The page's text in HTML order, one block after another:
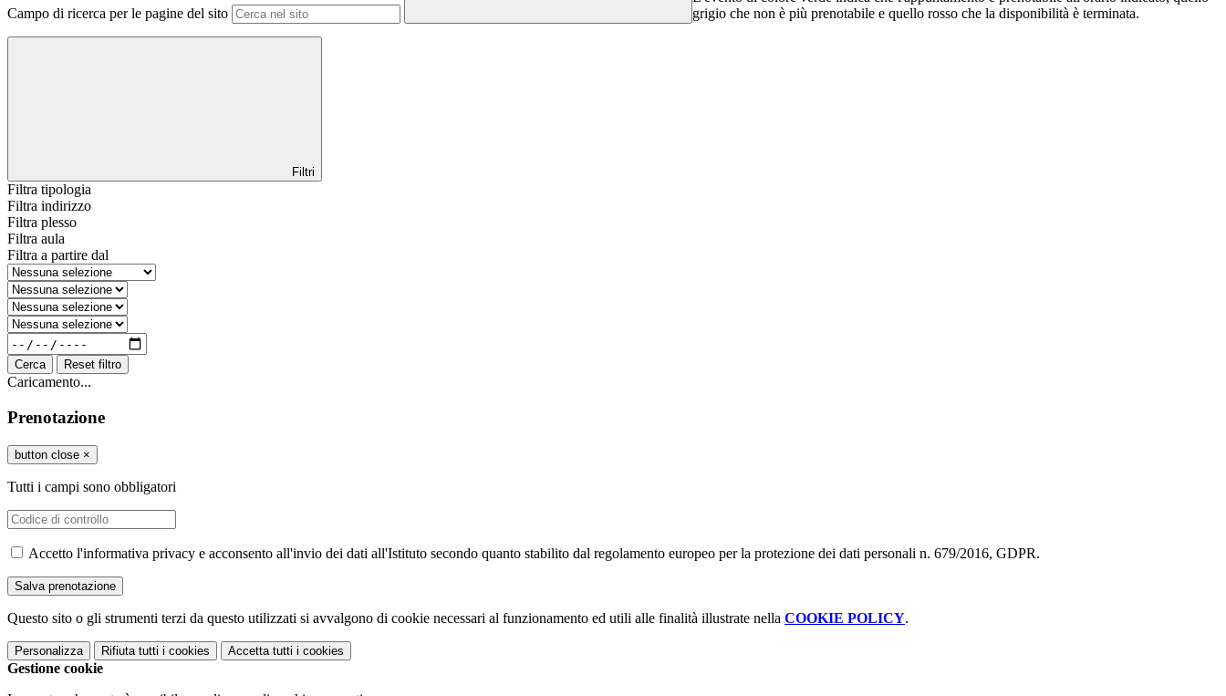
Campo di ricerca per le pagine del sito
grigio che non è più prenotabile e quello rosso che la disponibilità è terminata.
Filtri
Filtra tipologia
Filtra indirizzo
Filtra plesso
Filtra aula
Filtra a partire dal
Cerca Reset filtro
Caricamento...
Prenotazione
button close ×
Tutti i campi sono obbligatori
Accetto l'informativa privacy e acconsento all'invio dei dati all'Istituto secondo quanto stabilito dal regolamento europeo per la protezione dei dati personali n. 679/2016, GDPR.
Questo sito o gli strumenti terzi da questo utilizzati si avvalgono di cookie necessari al funzionamento ed utili alle finalità illustrate nella COOKIE POLICY.
Personalizza Rifiuta tutti i cookies Accetta tutti i cookies
Gestione cookie